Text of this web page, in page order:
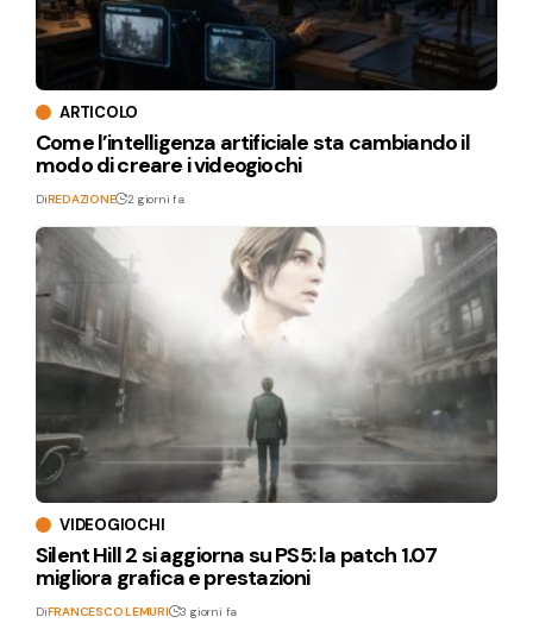
ARTICOLO
Come l’intelligenza artificiale sta cambiando il
modo di creare i videogiochi
DiREDAZIONE 2 giorni fa
VIDEOGIOCHI
Silent Hill 2 si aggiorna su PS5: la patch 1.07
migliora grafica e prestazioni
DiFRANCESCO LEMURI 3 giorni fa